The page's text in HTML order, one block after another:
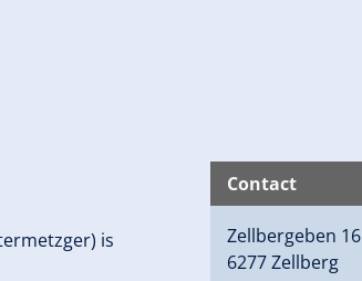
is
Contact
Zellbergeben 16
6277 Zellberg